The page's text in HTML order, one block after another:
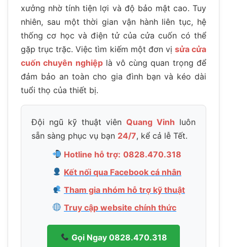
xưởng nhờ tính tiện lợi và độ bảo mật cao. Tuy
nhiên, sau một thời gian vận hành liên tục, hệ
thống cơ học và điện tử của cửa cuốn có thể
gặp trục trặc. Việc tìm kiếm một đơn vị sửa cửa
cuốn chuyên nghiệplà vô cùng quan trọng để
đảm bảo an toàn cho gia đình bạn và kéo dài
tuổi thọ của thiết bị.
Đội ngũ kỹ thuật viên Quang Vinh luôn
sẵn sàng phục vụ bạn 24/7, kể cả lễ Tết.
Hotline hỗ trợ: 0828.470.318
Kết nối qua Facebook cá nhân
Tham gia nhóm hỗ trợ kỹ thuật
Truy cập website chính thức
Gọi Ngay 0828.470.318